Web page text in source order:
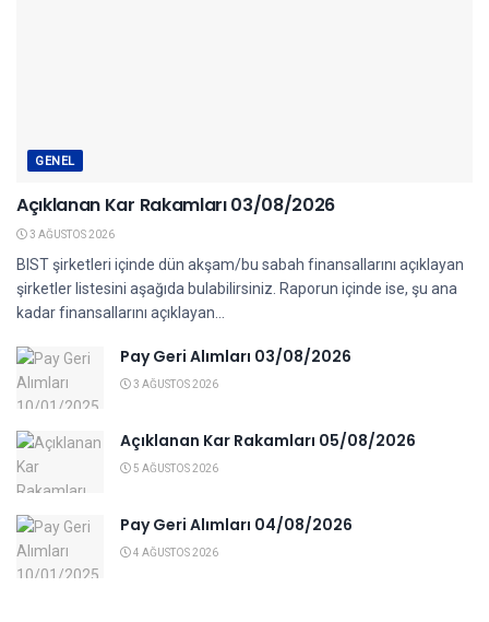
GENEL
Açıklanan Kar Rakamları 03/08/2026
3 AĞUSTOS 2026
BIST şirketleri içinde dün akşam/bu sabah finansallarını açıklayan
şirketler listesini aşağıda bulabilirsiniz. Raporun içinde ise, şu ana
kadar finansallarını açıklayan...
Pay Geri Alımları 03/08/2026
3 AĞUSTOS 2026
Açıklanan Kar Rakamları 05/08/2026
5 AĞUSTOS 2026
Pay Geri Alımları 04/08/2026
4 AĞUSTOS 2026